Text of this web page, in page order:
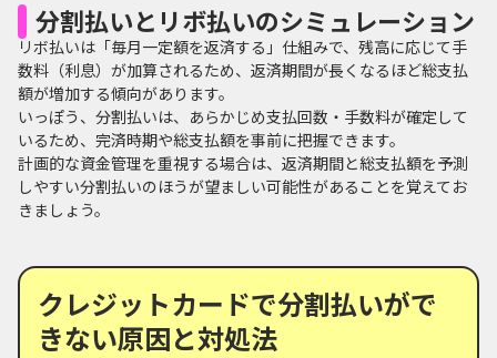
分割払いとリボ払いのシミュレーション
リボ払いは「毎月一定額を返済する」仕組みで、残高に応じて手
数料（利息）が加算されるため、返済期間が長くなるほど総支払
額が増加する傾向があります。
いっぽう、分割払いは、あらかじめ支払回数・手数料が確定して
いるため、完済時期や総支払額を事前に把握できます。
計画的な資金管理を重視する場合は、返済期間と総支払額を予測
しやすい分割払いのほうが望ましい可能性があることを覚えてお
きましょう。
クレジットカードで分割払いがで
きない原因と対処法